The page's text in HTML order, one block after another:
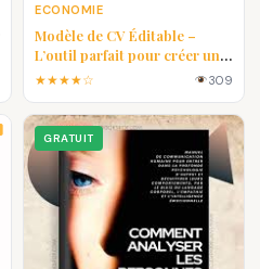
ECONOMIE
Modèle de CV Éditable –
L’outil parfait pour créer un
CV professionnel en quelques
★★★★☆ 309
GRATUIT